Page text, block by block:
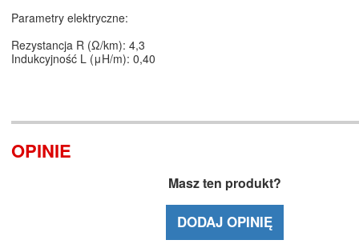
Parametry elektryczne:
Rezystancja R (Ω/km): 4,3
Indukcyjność L (μH/m): 0,40
OPINIE
Masz ten produkt?
DODAJ OPINIĘ